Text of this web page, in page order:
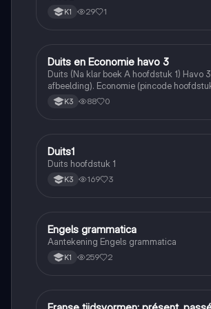
K1 29 1
Duits
Duits en Economie havo 3
Duits (Na klar boek A hoofdstuk 1) Havo
afbeelding). Economie (pincode
(2 laatste afbeeldingen)
K3 88 0
Duits
Duits1
Duits hoofdstuk 1
K3 169 3
Engels
Engels grammatica
Aantekening Engels grammatica
K1 259 2
Frans